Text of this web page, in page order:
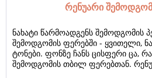
რენუარი
ნახატი წარმოადგენს შემოდგომის
შემოდგომის ფერებში - ყვითელი,
ტონები. ფონზე ჩანს ცისფერი ცა,
შემოდგომის თბილ ფერებთან.